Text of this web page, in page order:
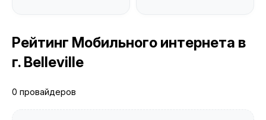
Рейтинг Мобильного интернета в
г. Belleville
0 провайдеров